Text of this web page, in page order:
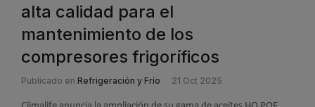
alta calidad para el
mantenimiento de los
compresores frigoríficos
Publicado en Refrigeración y Frío 21 Oct 2025